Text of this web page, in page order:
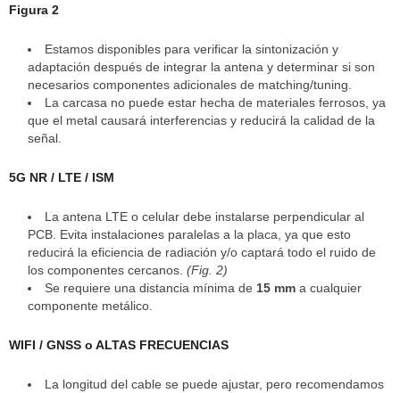
Figura 2
Estamos disponibles para verificar la sintonización y
adaptación después de integrar la antena y determinar si son
necesarios componentes adicionales de matching/tuning.
La carcasa no puede estar hecha de materiales ferrosos, ya
que el metal causará interferencias y reducirá la calidad de la
señal.
5G NR / LTE / ISM
La antena LTE o celular debe instalarse perpendicular al
PCB. Evita instalaciones paralelas a la placa, ya que esto
reducirá la eficiencia de radiación y/o captará todo el ruido de
los componentes cercanos. (Fig. 2)
Se requiere una distancia mínima de 15 mm a cualquier
componente metálico.
WIFI / GNSS o ALTAS FRECUENCIAS
La longitud del cable se puede ajustar, pero recomendamos